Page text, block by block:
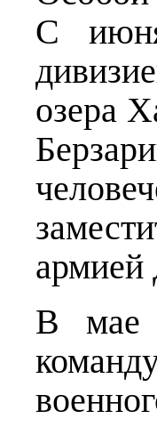
С
озера
армией
В мае